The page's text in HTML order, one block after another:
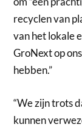
recyclen van
van het lokale
GroNext op
hebben.”
“We zijn trots
kunnen